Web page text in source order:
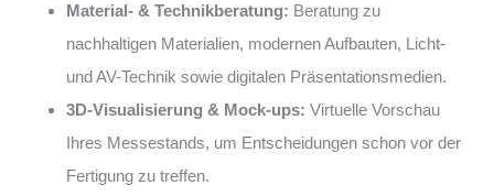
Material- & Technikberatung: Beratung zu
nachhaltigen Materialien, modernen Aufbauten, Licht-
und AV-Technik sowie digitalen Präsentationsmedien.
3D-Visualisierung & Mock-ups: Virtuelle Vorschau
Ihres Messestands, um Entscheidungen schon vor der
Fertigung zu treffen.